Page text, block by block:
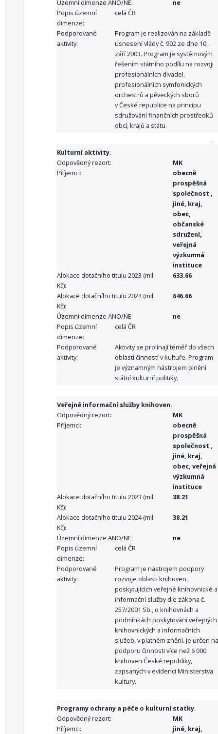
Územní dimenze ANO/NE:
ne
Popis územní
dimenze:
celá ČR
Podporované
aktivity:
Program je realizován na základě
usnesení vlády č. 902 ze dne 10.
září 2003. Program je systémovým
řešením státního podílu na rozvoji
profesionálních divadel,
profesionálních symfonických
orchestrů a pěveckých sborů
v České republice na principu
sdružování finančních prostředků
obcí, krajů a státu.
Kulturní aktivity.
Odpovědný rezort:
MK
Příjemci:
obecně
prospěšná
společnost ,
jiné, kraj,
obec,
občanské
sdružení,
veřejná
výzkumná
instituce
Alokace dotačního titulu 2023 (mil.
Kč):
633.66
Alokace dotačního titulu 2024 (mil.
Kč):
646.66
Územní dimenze ANO/NE:
ne
Popis územní
dimenze:
celá ČR
Podporované
aktivity:
Aktivity se prolínají téměř do všech
oblastí činností v kultuře. Program
je významným nástrojem plnění
státní kulturní politiky.
Veřejné informační služby knihoven.
Odpovědný rezort:
MK
Příjemci:
obecně
prospěšná
společnost ,
jiné, kraj,
obec, veřejná
výzkumná
instituce
Alokace dotačního titulu 2023 (mil.
Kč):
38.21
Alokace dotačního titulu 2024 (mil.
Kč):
38.21
Územní dimenze ANO/NE:
ne
Popis územní
dimenze:
celá ČR
Podporované
aktivity:
Program je nástrojem podpory
rozvoje oblasti knihoven,
poskytujících veřejné knihovnické a
informační služby dle zákona č.
257/2001 Sb., o knihovnách a
podmínkách poskytování veřejných
knihovnických a informačních
služeb, v platném znění. Je určen na
podporu činnosti více než 6 000
knihoven České republiky,
zapsaných v evidenci Ministerstva
kultury.
Programy ochrany a péče o kulturní statky.
Odpovědný rezort:
MK
Příjemci:
jiné, kraj,